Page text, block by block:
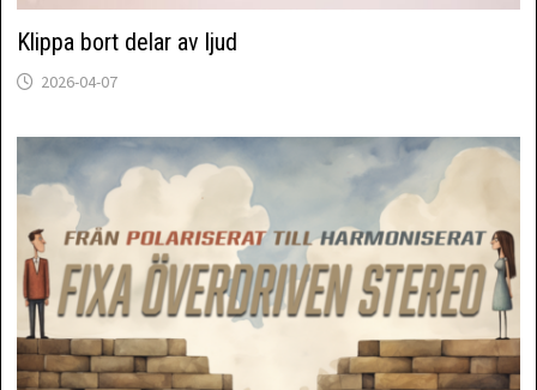
Klippa bort delar av ljud
2026-04-07